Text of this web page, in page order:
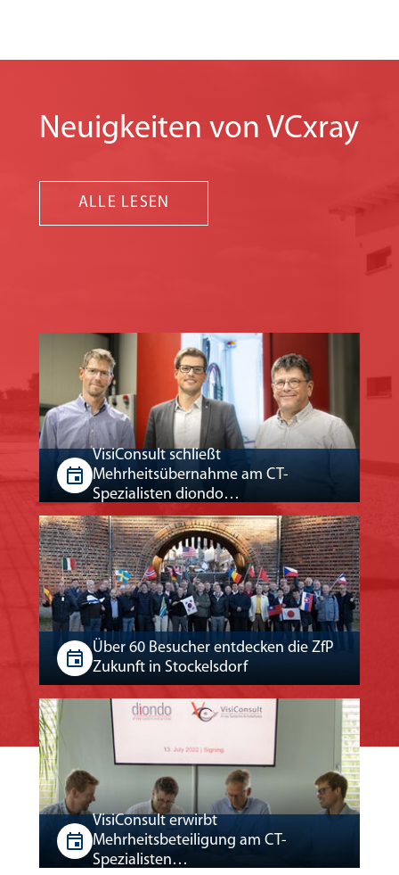
Neuigkeiten von VCxray
ALLE LESEN
VisiConsult schließt
Mehrheitsübernahme am CT-
Spezialisten diondo…
Über 60 Besucher entdecken die ZfP
Zukunft in Stockelsdorf
VisiConsult erwirbt
Mehrheitsbeteiligung am CT-
Spezialisten…